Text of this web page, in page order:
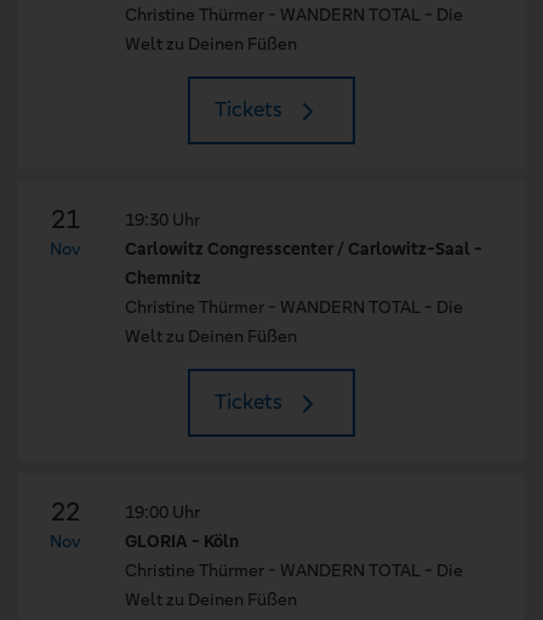
Christine Thürmer - WANDERN TOTAL - Die
Welt zu Deinen Füßen
Tickets
21
Nov
19:30 Uhr
Carlowitz Congresscenter / Carlowitz-Saal -
Chemnitz
Christine Thürmer - WANDERN TOTAL - Die
Welt zu Deinen Füßen
Tickets
22
Nov
19:00 Uhr
GLORIA - Köln
Christine Thürmer - WANDERN TOTAL - Die
Welt zu Deinen Füßen